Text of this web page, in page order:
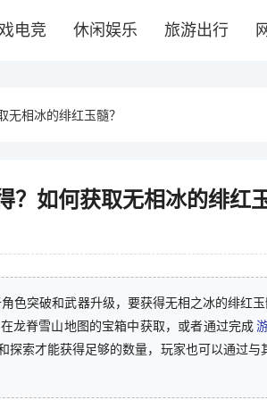
电竞 休闲娱乐 旅游出行
无相冰的绯红玉髓？
如何获取无相冰的绯红
色突破和武器升级，要获得无相之冰的绯红
龙脊雪山地图的宝箱中获取，或者通过完成
索才能获得足够的数量，玩家也可以通过